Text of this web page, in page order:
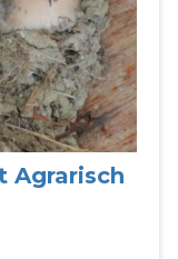
Agrarisch